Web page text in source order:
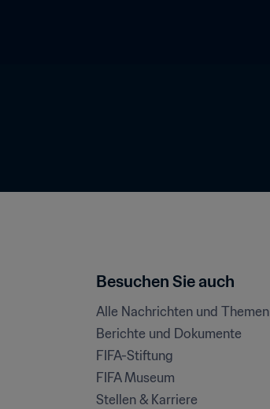
Besuchen Sie auch
Alle Nachrichten und Themen
Berichte und Dokumente
FIFA-Stiftung
FIFA Museum
Stellen & Karriere